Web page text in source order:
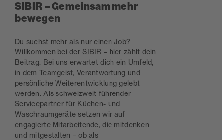
SIBIR – Gemeinsam mehr
bewegen
Du suchst mehr als nur einen Job?
Willkommen bei der SIBIR – hier zählt dein
Beitrag. Bei uns erwartet dich ein Umfeld,
in dem Teamgeist, Verantwortung und
persönliche Weiterentwicklung gelebt
werden. Als schweizweit führender
Servicepartner für Küchen- und
Waschraumgeräte setzen wir auf
engagierte Mitarbeitende, die mitdenken
und mitgestalten – ob als